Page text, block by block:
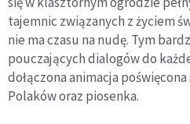
tajemnic związanych z życiem
nie ma czasu na nudę. Tym
pouczających dialogów do
dołączona animacja
Polaków oraz piosenka.